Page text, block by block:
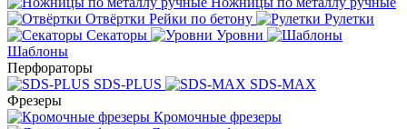
Отвёртки Рейки по бетону
Рулетки
Секаторы
Уровни
Шаблоны
Перфораторы
SDS-PLUS
SDS-MAX
Фрезеры
Кромочные фрезеры